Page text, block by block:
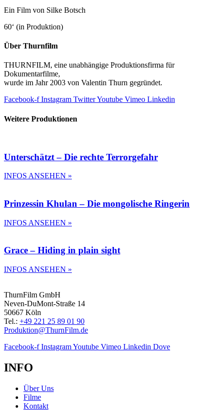
Ein Film von Silke Botsch
60‘ (in Produktion)
Über Thurnfilm
THURNFILM, eine unabhängige Produktionsfirma für
Dokumentarfilme,
wurde im Jahr 2003 von Valentin Thurn gegründet.
Facebook-f Instagram TwitterYoutube Vimeo Linkedin
Weitere Produktionen
Unterschätzt – Die rechte Terrorgefahr
INFOS ANSEHEN »
Prinzessin Khulan – Die mongolische Ringerin
INFOS ANSEHEN »
Grace – Hiding in plain sight
INFOS ANSEHEN »
ThurnFilm GmbH
Neven-DuMont-Straße 14
50667 Köln
Tel.: +49 221 25 89 01 90
Produktion@ThurnFilm.de
Facebook-f InstagramYoutube Vimeo Linkedin Dove
INFO
Über Uns
Filme
Kontakt